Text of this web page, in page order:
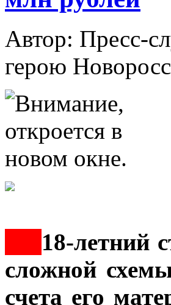
Автор: Пресс-
герою
18-летний
сложной
счета его